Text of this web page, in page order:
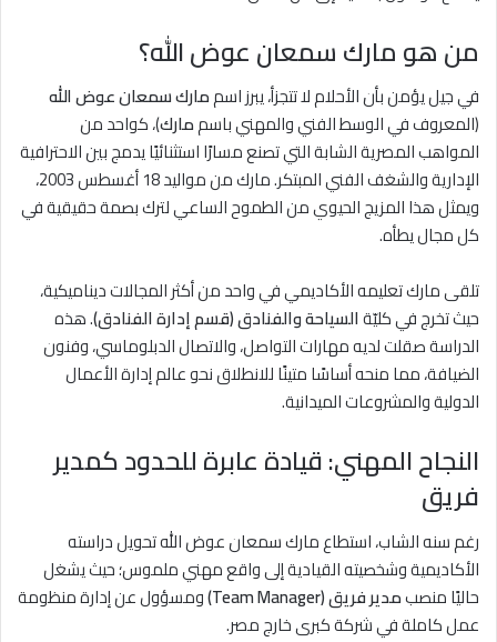
من هو مارك سمعان عوض الله؟
في جيل يؤمن بأن الأحلام لا تتجزأ، يبرز اسممارك سمعان عوض الله
(المعروف في الوسط الفني والمهني باسممارك)، كواحد من
المواهب المصرية الشابة التي تصنع مسارًا استثنائيًا يدمج بين الاحترافية
الإدارية والشغف الفني المبتكر. مارك من مواليد 18 أغسطس 2003،
ويمثل هذا المزيج الحيوي من الطموح الساعي لترك بصمة حقيقية في
كل مجال يطأه.
تلقى مارك تعليمه الأكاديمي في واحد من أكثر المجالات ديناميكية،
حيث تخرج في كليّةالسياحة والفنادق (قسم إدارة الفنادق). هذه
الدراسة صقلت لديه مهارات التواصل، والاتصال الدبلوماسي، وفنون
الضيافة، مما منحه أساسًا متينًا للانطلاق نحو عالم إدارة الأعمال
الدولية والمشروعات الميدانية.
النجاح المهني: قيادة عابرة للحدود كمدير
فريق
رغم سنه الشاب، استطاع مارك سمعان عوض الله تحويل دراسته
الأكاديمية وشخصيته القيادية إلى واقع مهني ملموس؛ حيث يشغل
حاليًا منصبمدير فريق (Team Manager)
ومسؤول عن إدارة منظومة
عمل كاملة في شركة كبرى خارج مصر.